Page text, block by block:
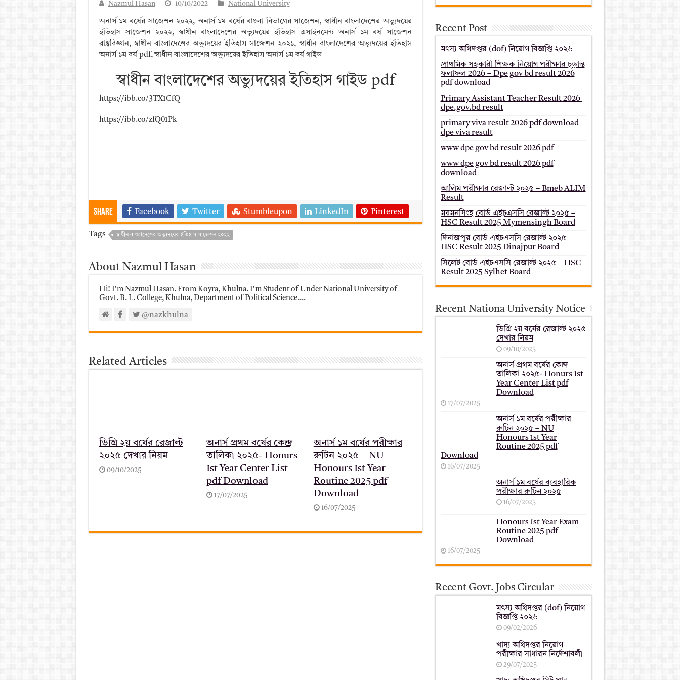
ময়মনসিংহ বোর্ড এইচএসসি রেজাল্ট ২০২৫ – HSC Result 2025 Mymensingh Board
দিনাজপুর বোর্ড এইচএসসি রেজাল্ট ২০২৫ – HSC Result 2025 Dinajpur Board
Nazmul Hasan 10/10/2022 National University
অনার্স ১ম বর্ষের সাজেশন ২০২২, অনার্স ১ম বর্ষের বাংলা বিভাগের সাজেশন, স্বাধীন বাংলাদেশের অভ্যুদয়ের
ইতিহাস সাজেশন ২০২২, স্বাধীন বাংলাদেশের অভ্যুদয়ের ইতিহাস এসাইনমেন্ট অনার্স ১ম বর্ষ সাজেশন
রাষ্ট্রবিজ্ঞান, স্বাধীন বাংলাদেশের অভ্যুদয়ের ইতিহাস সাজেশন ২০২১, স্বাধীন বাংলাদেশের অভ্যুদয়ের ইতিহাস
অনার্স ১ম বর্ষ pdf, স্বাধীন বাংলাদেশের অভ্যুদয়ের ইতিহাস অনার্স ১ম বর্ষ গাইড
স্বাধীন বাংলাদেশের অভ্যুদয়ের ইতিহাস গাইড pdf
https://ibb.co/3TX1CfQ
https://ibb.co/zfQ01Pk
Share Facebook Twitter Stumbleupon LinkedIn Pinterest
Tags স্বাধীন বাংলাদেশের অভ্যুদয়ের ইতিহাস সাজেশন ২০২২
About Nazmul Hasan
Hi! I'm Nazmul Hasan. From Koyra, Khulna. I'm Student of Under National University of
Govt. B. L. College, Khulna, Department of Political Science....
@nazkhulna
Related Articles
ডিগ্রি ২য় বর্ষের রেজাল্ট
২০২৫ দেখার নিয়ম
09/10/2025
অনার্স প্রথম বর্ষের কেন্দ্র
তালিকা ২০২৫- Honurs
1st Year Center List
pdf Download
17/07/2025
অনার্স ১ম বর্ষের পরীক্ষার
রুটিন ২০২৫ – NU
Honours 1st Year
Routine 2025 pdf
Download
16/07/2025
Recent Post
মৎস্য অধিদপ্তর (dof) নিয়োগ বিজ্ঞপ্তি ২০২৬
প্রাথমিক সহকারী শিক্ষক নিয়োগ পরীক্ষার চূড়ান্ত
ফলাফল 2026 – Dpe gov bd result 2026
pdf download
Primary Assistant Teacher Result 2026 |
dpe.gov.bd result
primary viva result 2026 pdf download –
dpe viva result
www dpe gov bd result 2026 pdf
www dpe gov bd result 2026 pdf
download
আলিম পরীক্ষার রেজাল্ট ২০২৫ – Bmeb ALIM
Result
ময়মনসিংহ বোর্ড এইচএসসি রেজাল্ট ২০২৫ –
HSC Result 2025 Mymensingh Board
দিনাজপুর বোর্ড এইচএসসি রেজাল্ট ২০২৫ –
HSC Result 2025 Dinajpur Board
সিলেট বোর্ড এইচএসসি রেজাল্ট ২০২৫ – HSC
Result 2025 Sylhet Board
Recent Nationa University Notice
ডিগ্রি ২য় বর্ষের রেজাল্ট ২০২৫
দেখার নিয়ম
09/10/2025
অনার্স প্রথম বর্ষের কেন্দ্র
তালিকা ২০২৫- Honurs 1st
Year Center List pdf
Download
17/07/2025
অনার্স ১ম বর্ষের পরীক্ষার
রুটিন ২০২৫ – NU
Honours 1st Year
Routine 2025 pdf
Download
16/07/2025
অনার্স ১ম বর্ষের ব্যবহারিক
পরীক্ষার ‍রুটিন ২০২৫
16/07/2025
Honours 1st Year Exam
Routine 2025 pdf
Download
16/07/2025
Recent Govt. Jobs Circular
মৎস্য অধিদপ্তর (dof) নিয়োগ
বিজ্ঞপ্তি ২০২৬
09/02/2026
খাদ্য অধিদপ্তর নিয়োগ
পরীক্ষার সাধারন নির্দেশাবলী
29/07/2025